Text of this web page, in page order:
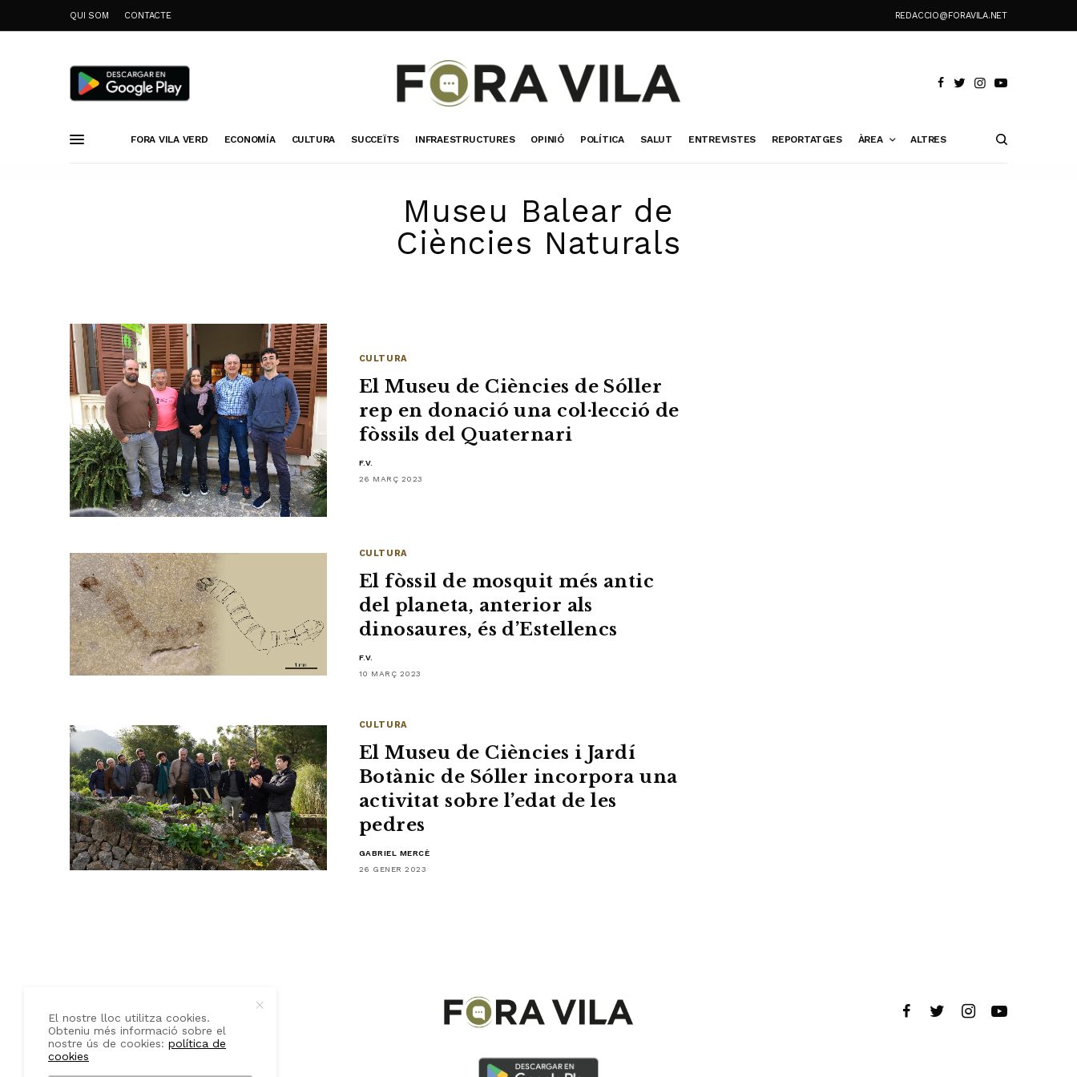
QUI SOM CONTACTE REDACCIO@FORAVILA.NET
FORA VILA VERD ECONOMÍA CULTURA SUCCEÏTS INFRAESTRUCTURES OPINIÓ POLÍTICA SALUT ENTREVISTES REPORTATGES ÀREA ALTRES
Museu Balear de
Ciències Naturals
CULTURA
El Museu de Ciències de Sóller
rep en donació una col·lecció de
fòssils del Quaternari
F.V.
26 MARÇ 2023
CULTURA
El fòssil de mosquit més antic
del planeta, anterior als
dinosaures, és d’Estellencs
F.V.
10 MARÇ 2023
CULTURA
El Museu de Ciències i Jardí
Botànic de Sóller incorpora una
activitat sobre l’edat de les
pedres
GABRIEL MERCÈ
26 GENER 2023
QUI SOM CONTACTE
El nostre lloc utilitza cookies.
Obteniu més informació sobre el
nostre ús de cookies:política de
cookies